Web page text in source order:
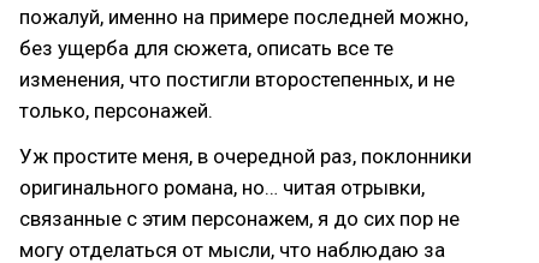
пожалуй, именно на примере последней можно,
без ущерба для сюжета, описать все те
изменения, что постигли второстепенных, и не
только, персонажей.
Уж простите меня, в очередной раз, поклонники
оригинального романа, но… читая отрывки,
связанные с этим персонажем, я до сих пор не
могу отделаться от мысли, что наблюдаю за